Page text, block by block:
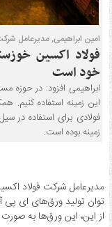
امین ابراهیمی, مدیرعامل
فولاد اکسین
خود است
ابراهیمی افزود: در حوزه
این زمینه استفاده کنیم.
فولادی برای استفاده در
زمینه بوده است.
مدیرعامل شرکت فولاد
توان تولید ورق‌های ای
از این، این ورق‌ها به صورت ۱۰۰ درصد از کشورهای خارجی وارد می‌شدند.